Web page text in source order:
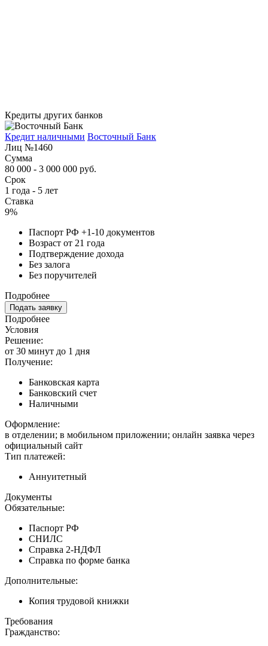
Кредиты других банков
Кредит наличными Восточный Банк
Лиц №1460
Сумма
80 000 - 3 000 000 руб.
Срок
1 года - 5 лет
Ставка
9%
Паспорт РФ +1-10 документов
Возраст от 21 года
Подтверждение дохода
Без залога
Без поручителей
Подробнее
Подать заявку
Подробнее
Условия
Решение:
от 30 минут до 1 дня
Получение:
Банковская карта
Банковский счет
Наличными
Оформление:
в отделении; в мобильном приложении; онлайн заявка через
официальный сайт
Тип платежей:
Аннуитетный
Документы
Обязательные:
Паспорт РФ
СНИЛС
Справка 2-НДФЛ
Справка по форме банка
Дополнительные:
Копия трудовой книжки
Требования
Гражданство: